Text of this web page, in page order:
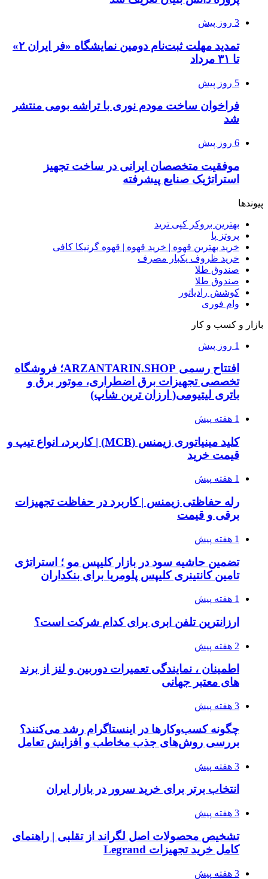
3 روز پیش
تمدید مهلت ثبت‌نام دومین نمایشگاه «فر ایران ۲»
تا ۳۱ مرداد
5 روز پیش
فراخوان ساخت مودم نوری با تراشه بومی منتشر
شد
6 روز پیش
موفقیت متخصصان ایرانی در ساخت تجهیز
استراتژیک صنایع پیشرفته
پیوندها
بهترین بروکر کپی ترید
پروتز پا
خرید بهترین قهوه | خرید قهوه | قهوه گرنیکا کافی
خرید ظروف یکبار مصرف
صندوق طلا
صندوق طلا
کوشش رادیاتور
وام فوری
بازار و کسب و کار
1 روز پیش
افتتاح رسمی ARZANTARIN.SHOP؛ فروشگاه
تخصصی تجهیزات برق اضطراری، موتور برق و
باتری لیتیومی( ارزان ترین شاپ)
1 هفته پیش
کلید مینیاتوری زیمنس (MCB) | کاربرد، انواع تیپ و
قیمت خرید
1 هفته پیش
رله حفاظتی زیمنس | کاربرد در حفاظت تجهیزات
برقی و قیمت
1 هفته پیش
تضمین حاشیه سود در بازار کلیپس مو ؛ استراتژی
تامین کانتینری کلیپس پلومریا برای بنکداران
1 هفته پیش
ارزانترین تلفن ابری برای کدام شرکت است؟
2 هفته پیش
اطمینان ، نمایندگی تعمیرات دوربین و لنز از برند
های معتبر جهانی
3 هفته پیش
چگونه کسب‌وکارها در اینستاگرام رشد می‌کنند؟
بررسی روش‌های جذب مخاطب و افزایش تعامل
3 هفته پیش
انتخاب برتر برای خرید سرور در بازار ایران
3 هفته پیش
تشخیص محصولات اصل لگراند از تقلبی | راهنمای
کامل خرید تجهیزات Legrand
3 هفته پیش